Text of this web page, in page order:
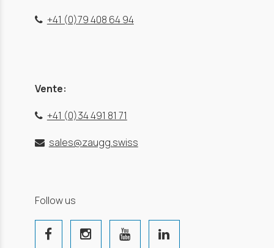
+41 (0)79 408 64 94
Vente:
+41 (0)34 491 81 71
sales@zaugg.swiss
Follow us